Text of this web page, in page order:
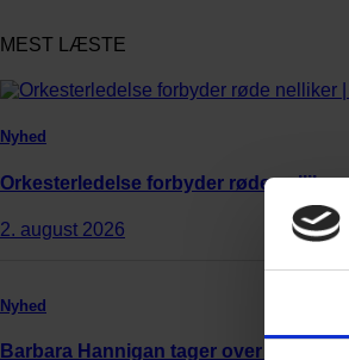
MEST LÆSTE
Nyhed
Orkesterledelse forbyder røde nelliker
2. august 2026
Nyhed
Barbara Hannigan tager over i